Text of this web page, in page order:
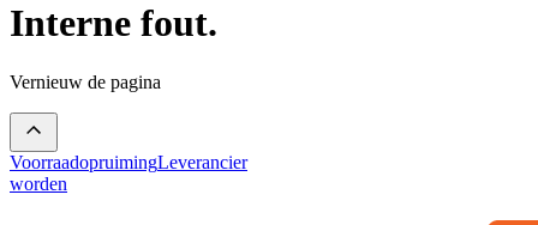
Interne fout.
Vernieuw de pagina
VoorraadopruimingLeverancier
worden